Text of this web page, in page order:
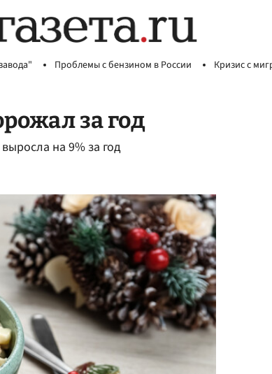
Проблемы с бензином в России Кризис с
за год
на 9% за год